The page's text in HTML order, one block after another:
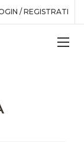
/ REGISTRATI